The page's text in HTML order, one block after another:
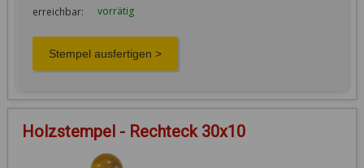
erreichbar: vorrätig
Holzstempel - Rechteck 30x10